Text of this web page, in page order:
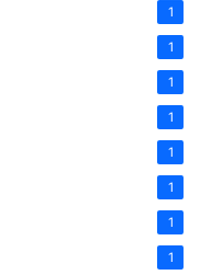
1
1
1
1
1
1
1
1